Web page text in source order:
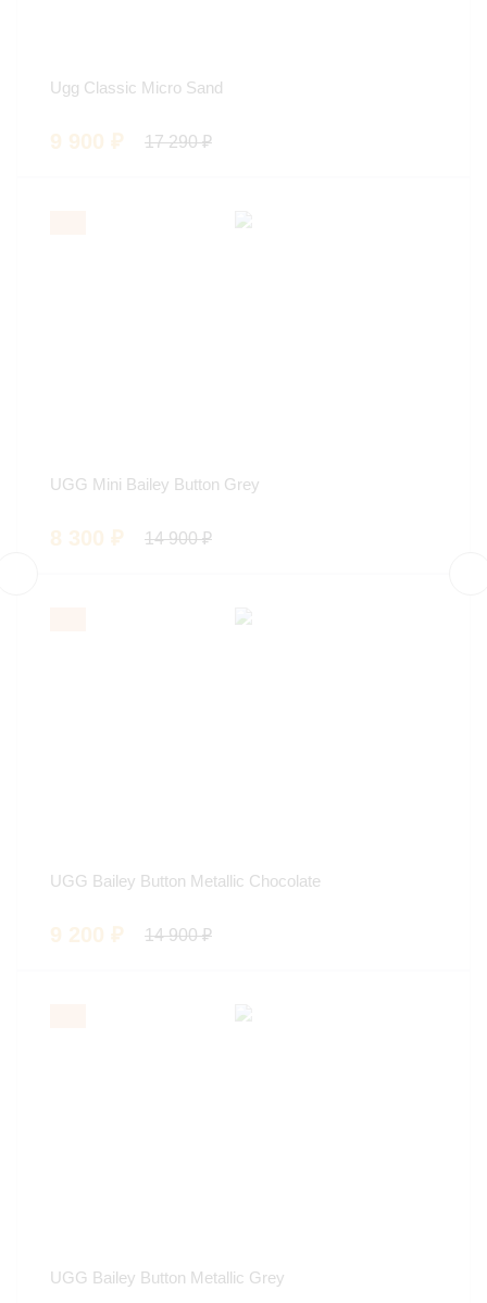
Ugg Classic Micro Sand
9 900 ₽ 17 290₽
UGG Mini Bailey Button Grey
8 300 ₽ 14 900₽
UGG Bailey Button Metallic Chocolate
9 200 ₽ 14 900₽
UGG Bailey Button Metallic Grey